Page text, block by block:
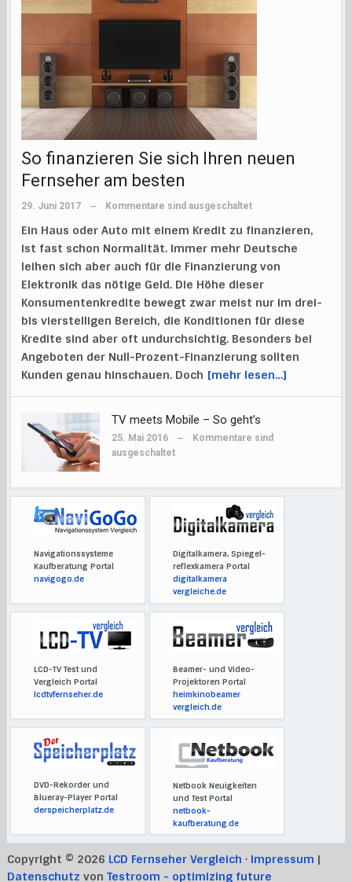
So finanzieren Sie sich Ihren neuen
Fernseher am besten
29. Juni 2017 — Kommentare sind ausgeschaltet
Ein Haus oder Auto mit einem Kredit zu finanzieren,
ist fast schon Normalität. Immer mehr Deutsche
leihen sich aber auch für die Finanzierung von
Elektronik das nötige Geld. Die Höhe dieser
Konsumentenkredite bewegt zwar meist nur im drei-
bis vierstelligen Bereich, die Konditionen für diese
Kredite sind aber oft undurchsichtig. Besonders bei
Angeboten der Null-Prozent-Finanzierung sollten
Kunden genau hinschauen. Doch [mehr lesen…]
TV meets Mobile – So geht’s
25. Mai 2016 —
Kommentare sind
ausgeschaltet
Navigationssysteme
Kaufberatung Portal
navigogo.de
Digitalkamera, Spiegel-
reflexkamera Portal
digitalkamera
vergleiche.de
LCD-TV Test und
Vergleich Portal
lcdtvfernseher.de
Beamer- und Video-
Projektoren Portal
heimkinobeamer
vergleich.de
DVD-Rekorder und
Blueray-Player Portal
derspeicherplatz.de
Netbook Neuigkeiten
und Test Portal
netbook-
kaufberatung.de
Copyright © 2026 LCD Fernseher Vergleich · Impressum |
Datenschutz von Testroom - optimizing future